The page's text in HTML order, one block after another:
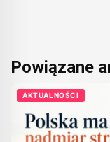
Powiązane
AKTUALNOŚCI